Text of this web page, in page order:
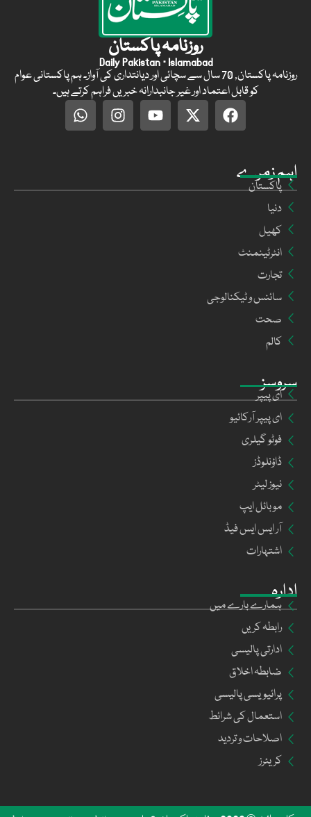
ادارہ
ہمارے بارے میں
رابطہ کریں
ادارتی پالیسی
ضابطہ اخلاق
پرائیویسی پالیسی
استعمال کی شرائط
اصلاحات و تردید
کریئرز
سروسز
ای پیپر
ای پیپر آرکائیو
فوٹو گیلری
ڈاؤنلوڈز
نیوز لیٹر
موبائل ایپ
آر ایس ایس فیڈ
اشتہارات
اہم زمرے
پاکستان
دنیا
کھیل
انٹرٹینمنٹ
تجارت
سائنس و ٹیکنالوجی
صحت
کالم
روزنامہ پاکستان
Daily Pakistan · Islamabad
روزنامہ پاکستان, 70 سال سے سچائی اور دیانتداری کی آواز۔ ہم پاکستانی عوام
کو قابل اعتماد اور غیر جانبدارانہ خبریں فراہم کرتے ہیں۔